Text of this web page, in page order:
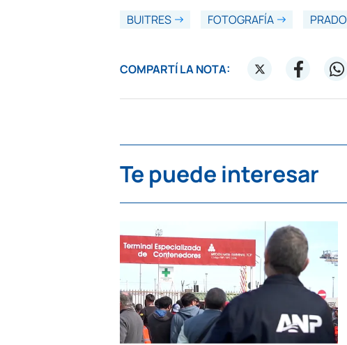
BUITRES
FOTOGRAFÍA PRADO
COMPARTÍ LA NOTA:
Te puede interesar